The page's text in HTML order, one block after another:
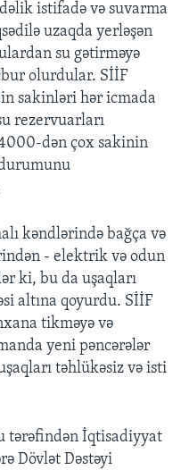
istifadə və suvarma
uzaqda yerləşən
su gətirməyə
olurdular. SİİF
sakinləri hər icmada
rezervuarları
dən çox sakinin
kəndlərində bağça və
- elektrik və odun
ki, bu da uşaqları
altına qoyurdu. SİİF
tikməyə və
yeni pəncərələr
təhlükəsiz və isti
tərəfindən İqtisadiyyat
Dövlət Dəstəyi